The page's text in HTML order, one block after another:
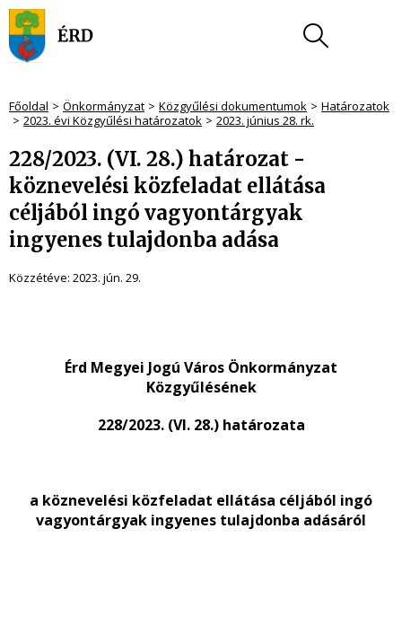
Főoldal Önkormányzat Közgyűlési dokumentumok
Határozatok
2023. évi Közgyűlési határozatok
2023. június 28. rk.
228/2023. (VI. 28.) határozat -
köznevelési közfeladat ellátása
céljából ingó vagyontárgyak
ingyenes tulajdonba adása
Közzétéve: 2023. jún. 29.
Érd Megyei Jogú Város Önkormányzat
Közgyűlésének
228/2023. (VI. 28.) határozata
a köznevelési közfeladat ellátása céljából ingó
vagyontárgyak ingyenes tulajdonba adásáról